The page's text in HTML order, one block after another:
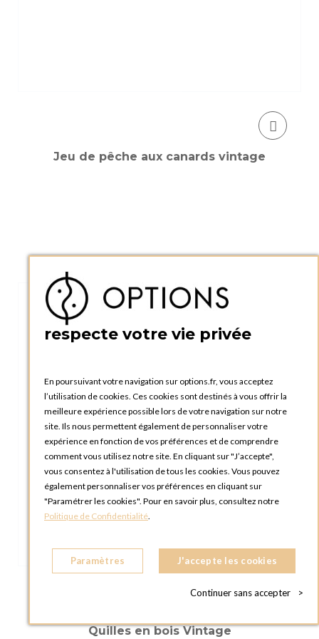
Jeu de pêche aux canards vintage
Quilles en bois Vintage
respecte votre vie privée
En poursuivant votre navigation sur options.fr, vous acceptez
l’utilisation de cookies. Ces cookies sont destinés à vous offrir la
meilleure expérience possible lors de votre navigation sur notre
site. Ils nous permettent également de personnaliser votre
expérience en fonction de vos préférences et de comprendre
comment vous utilisez notre site. En cliquant sur "J’accepte",
vous consentez à l'utilisation de tous les cookies. Vous pouvez
également personnaliser vos préférences en cliquant sur
"Paramétrer les cookies". Pour en savoir plus, consultez notre
Politique de Confidentialité.
Paramètres J'accepte les cookies
Continuer sans accepter >